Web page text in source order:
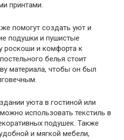
принтами.
помогут создать уют и
подушки и пушистые
роскоши и комфорта к
белья стоит
материала, чтобы он был
уюта в гостиной или
использовать текстиль в
подушек. Также
и мягкой мебели,